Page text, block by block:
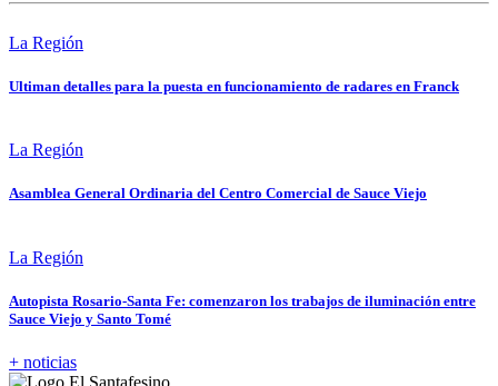
La Región
Ultiman detalles para la puesta en funcionamiento de radares en Franck
La Región
Asamblea General Ordinaria del Centro Comercial de Sauce Viejo
La Región
Autopista Rosario-Santa Fe: comenzaron los trabajos de iluminación entre
Sauce Viejo y Santo Tomé
+ noticias